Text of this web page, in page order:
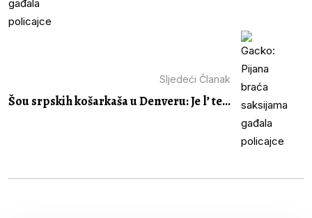
Sljedeći Članak
Šou srpskih košarkaša u Denveru: Je l’ te...